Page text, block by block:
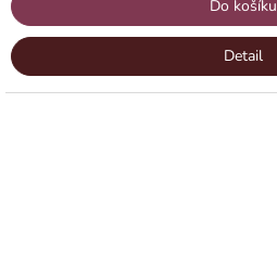
Do košíku
Detail